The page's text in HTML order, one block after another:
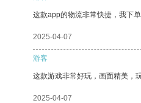
这款app的物流非常快捷，我下
2025-04-07
游客
这款游戏非常好玩，画面精美，
2025-04-07